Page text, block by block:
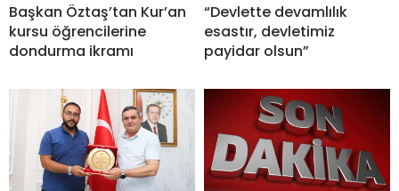
Başkan Öztaş’tan Kur’an
kursu öğrencilerine
dondurma ikramı
“Devlette devamlılık
esastır, devletimiz
payidar olsun”